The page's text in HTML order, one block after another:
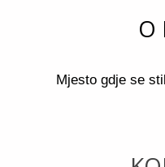
O
Mjesto gdje se